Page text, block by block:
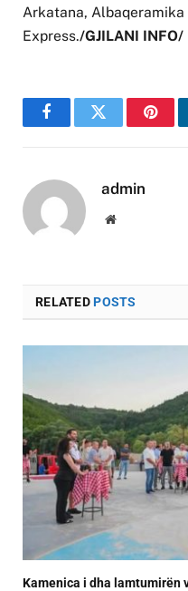
Arkatana, Albaqeramika
Express./GJILANI INFO/
FacebookTwitter
admin
Website
RELATEDPOSTS
Kamenica i dha lamtumirën